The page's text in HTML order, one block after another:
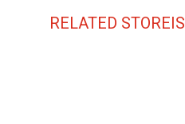
RELATED STOREIS